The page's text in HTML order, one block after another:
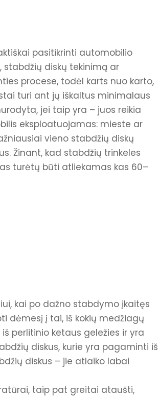
pasitikrinti automobilio
stabdžių diskų tekinimą ar
procese, todėl karts nuo karto,
turi ant jų iškaltus minimalaus
jei taip yra – juos reikia
eksploatuojamas: mieste ar
vieno stabdžių diskų
Žinant, kad stabdžių trinkeles
turėtų būti atliekamas kas 60–
kai po dažno stabdymo įkaitęs
dėmesį į tai, iš kokių medžiagų
perlitinio ketaus geležies ir yra
diskus, kurie yra pagaminti iš
diskus – jie atlaiko labai
taip pat greitai ataušti,